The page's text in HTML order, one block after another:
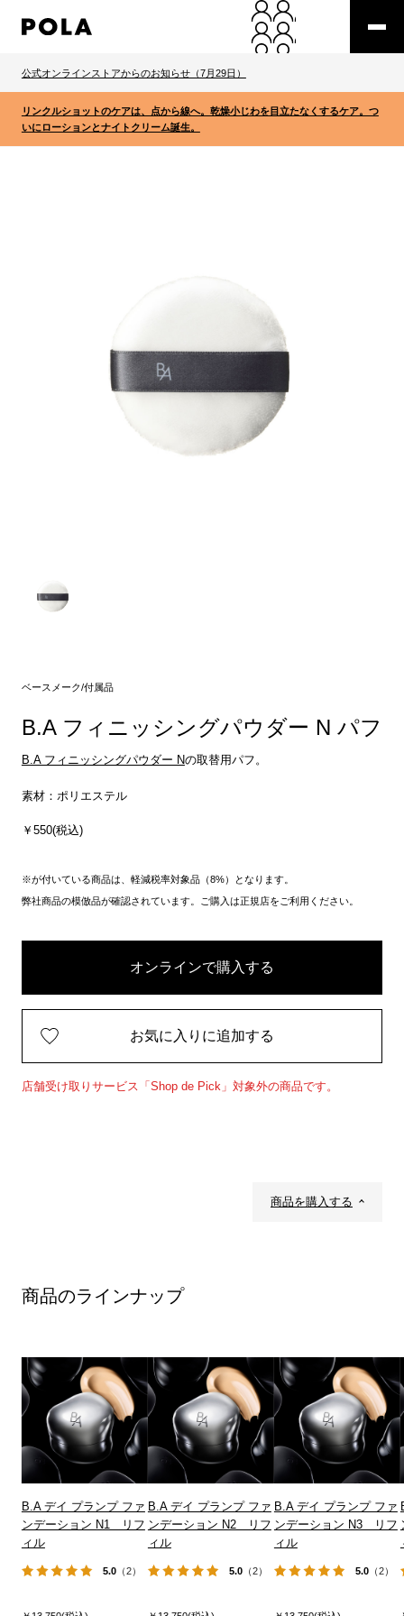
公式オンラインストアからのお知らせ（7月29日）
リンクルショットのケアは、点から線へ。乾燥小じわを目立たなくするケア。つ
いにローションとナイトクリーム誕生。
ベースメーク/付属品
B.A フィニッシングパウダー N パフ
B.A フィニッシングパウダー Nの取替用パフ。
素材：ポリエステル
￥550(税込)
※が付いている商品は、軽減税率対象品（8%）となります。
弊社商品の模倣品が確認されています。ご購入は正規店をご利用ください。
オンラインで購入する
お気に入りに追加する
店舗受け取りサービス「Shop de Pick」対象外の商品です。
商品を購入する
商品のラインナップ
B.A デイ プランプ ファ
ンデーション N1 リフ
ィル
5.0（2）
B.A デイ プランプ ファ
ンデーション N2 リフ
ィル
5.0（2）
B.A デイ プランプ ファ
ンデーション N3 リフ
ィル
5.0（2）